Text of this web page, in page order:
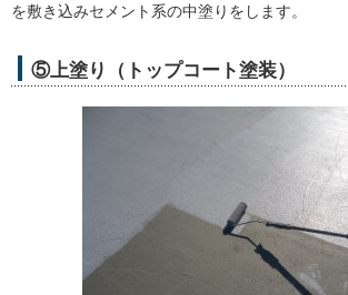
を敷き込みセメント系の中塗りをします。
⑤上塗り（トップコート塗装）